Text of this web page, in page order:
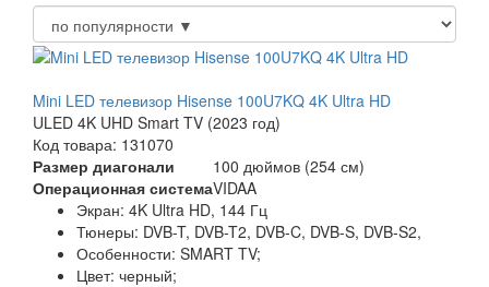
Mini LED телевизор Hisense 100U7KQ 4K Ultra HD
ULED 4K UHD Smart TV (2023 год)
Код товара: 131070
Размер диагонали
100 дюймов (254 см)
Операционная системаVIDAA
Экран: 4K Ultra HD, 144 Гц
Тюнеры: DVB-T, DVB-T2, DVB-C, DVB-S, DVB-S2,
Особенности: SMART TV;
Цвет: черный;